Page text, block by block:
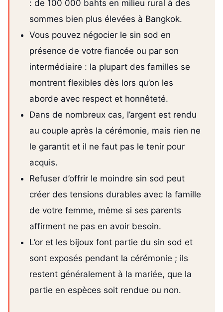
: de 100 000 bahts en milieu rural à des
sommes bien plus élevées à Bangkok.
Vous pouvez négocier le sin sod en
présence de votre fiancée ou par son
intermédiaire : la plupart des familles se
montrent flexibles dès lors qu’on les
aborde avec respect et honnêteté.
Dans de nombreux cas, l’argent est rendu
au couple après la cérémonie, mais rien ne
le garantit et il ne faut pas le tenir pour
acquis.
Refuser d’offrir le moindre sin sod peut
créer des tensions durables avec la famille
de votre femme, même si ses parents
affirment ne pas en avoir besoin.
L’or et les bijoux font partie du sin sod et
sont exposés pendant la cérémonie ; ils
restent généralement à la mariée, que la
partie en espèces soit rendue ou non.